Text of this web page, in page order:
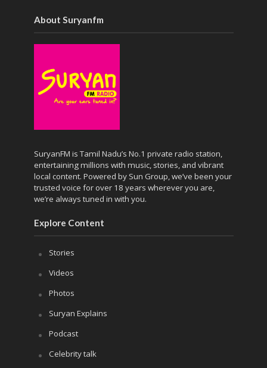
About Suryanfm
SuryanFM is Tamil Nadu’s No.1 private radio station,
entertaining millions with music, stories, and vibrant
local content. Powered by Sun Group, we’ve been your
trusted voice for over 18 years wherever you are,
we’re always tuned in with you.
Explore Content
Stories
Videos
Photos
Suryan Explains
Podcast
Celebrity talk